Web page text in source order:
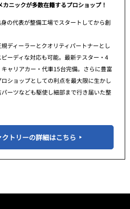
ニックが多数在籍するプロショップ！
の代表が整備工場でスタートしてから創
ディーラーとクオリティパートナーとし
ーディな対応も可能。最新テスター・4
ャリアカー・代車15台完備。さらに豊富
ショップとしての利点を最大限に生かし
ーツなども駆使し細部まで行き届いた整
トリーの詳細はこちら